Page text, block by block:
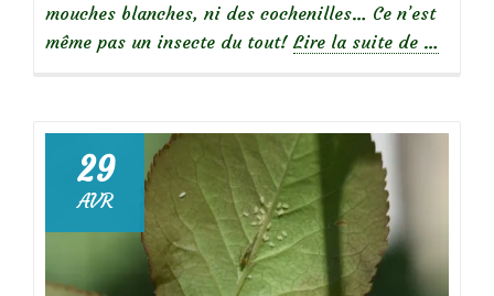
mouches blanches, ni des cochenilles… Ce n’est
même pas un insecte du tout! Lire la suite de à
…
29
AVR